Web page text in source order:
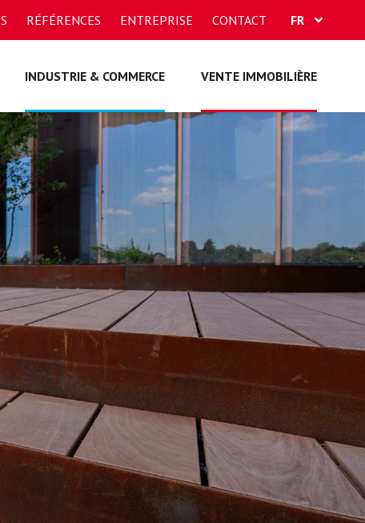
FR
RÉFÉRENCES ENTREPRISE CONTACT
INDUSTRIE & COMMERCE VENTE IMMOBILIÈRE